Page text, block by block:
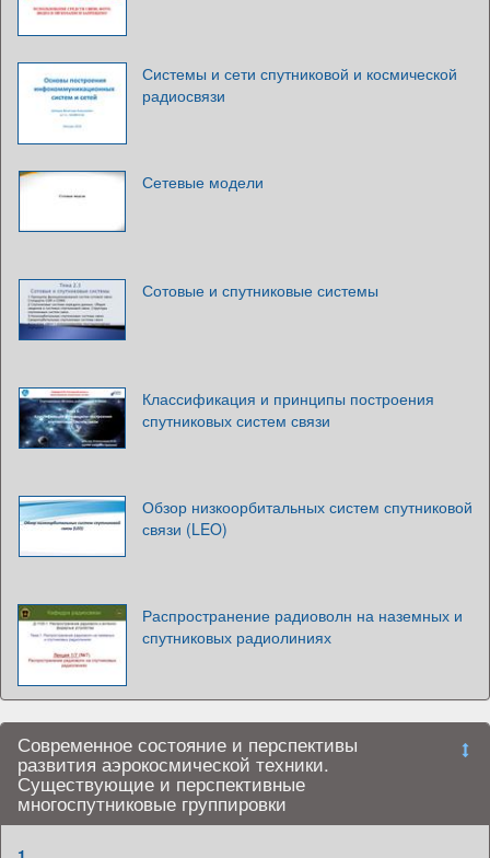
Системы и сети спутниковой и космической
радиосвязи
Сетевые модели
Сотовые и спутниковые системы
Классификация и принципы построения
спутниковых систем связи
Обзор низкоорбитальных систем спутниковой
связи (LEO)
Распространение радиоволн на наземных и
спутниковых радиолиниях
Современное состояние и перспективы
развития аэрокосмической техники.
Существующие и перспективные
многоспутниковые группировки